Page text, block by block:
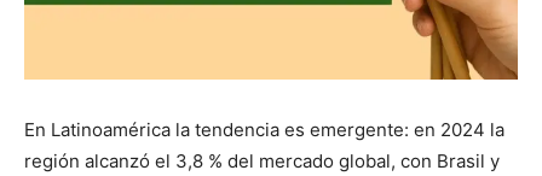
En Latinoamérica la tendencia es emergente: en 2024 la
región alcanzó el 3,8 % del mercado global, con Brasil y